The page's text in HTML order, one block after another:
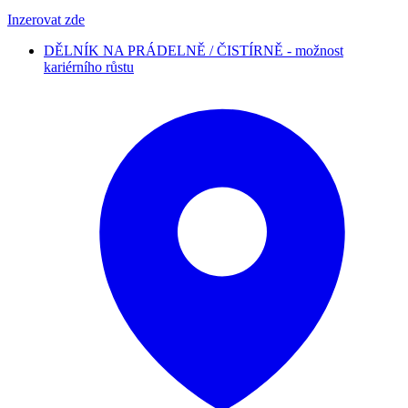
Inzerovat zde
DĚLNÍK NA PRÁDELNĚ / ČISTÍRNĚ - možnost
kariérního růstu